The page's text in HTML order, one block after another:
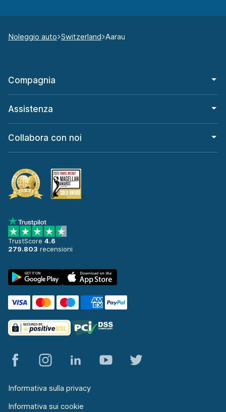
Noleggio auto Switzerland Aarau
Compagnia
Assistenza
Collabora con noi
TrustScore 4.6
279.803 recensioni
Informativa sulla privacy
Informativa sui cookie